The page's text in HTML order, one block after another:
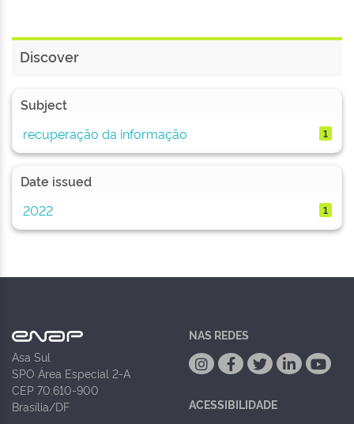
Discover
Subject
recuperação da informação
1
Date issued
2022
1
Asa Sul
SPO Área Especial 2-A
CEP 70.610-900
Brasília/DF
NAS REDES
ACESSIBILIDADE